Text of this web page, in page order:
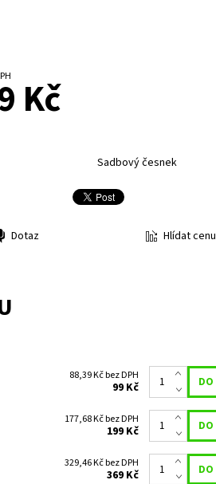
DPH Kč
Sadbový česnek
Dotaz Hlídat cenu
88,39 Kč bez DPH
99 Kč
177,68 Kč bez DPH
199 Kč
329,46 Kč bez DPH
369 Kč